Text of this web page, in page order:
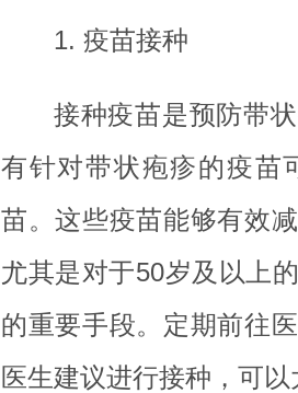
1. 疫苗接种
接种疫苗是预防带
有针对带状疱疹的疫苗
苗。这些疫苗能够有效
尤其是对于50岁及以上
的重要手段。定期前往
医生建议进行接种，可以